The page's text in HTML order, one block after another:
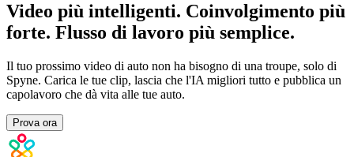
Video più intelligenti. Coinvolgimento più
forte. Flusso di lavoro più semplice.
Il tuo prossimo video di auto non ha bisogno di una troupe, solo di
Spyne. Carica le tue clip, lascia che l'IA migliori tutto e pubblica un
capolavoro che dà vita alle tue auto.
Prova ora